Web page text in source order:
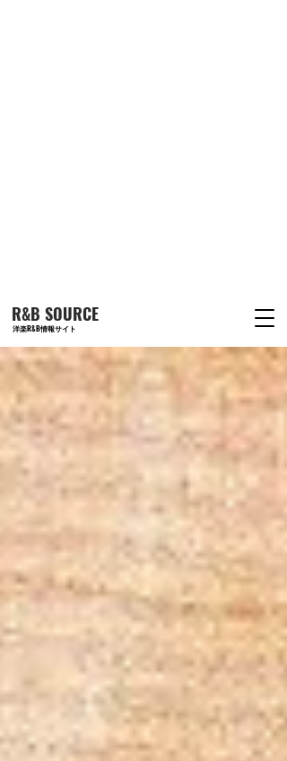
R&B SOURCE
洋楽R&B情報サイト